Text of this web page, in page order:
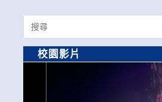
Search
for:
校園影片